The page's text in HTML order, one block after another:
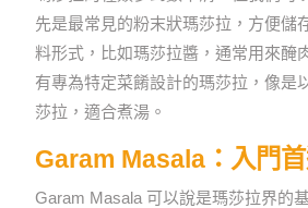
先是最常見的粉末狀瑪莎拉，方便儲
料形式，比如瑪莎拉醬，通常用來醃
有專為特定菜餚設計的瑪莎拉，像是
莎拉，適合煮湯。
Garam Masala：入門
Garam Masala 可以說是瑪莎拉界的